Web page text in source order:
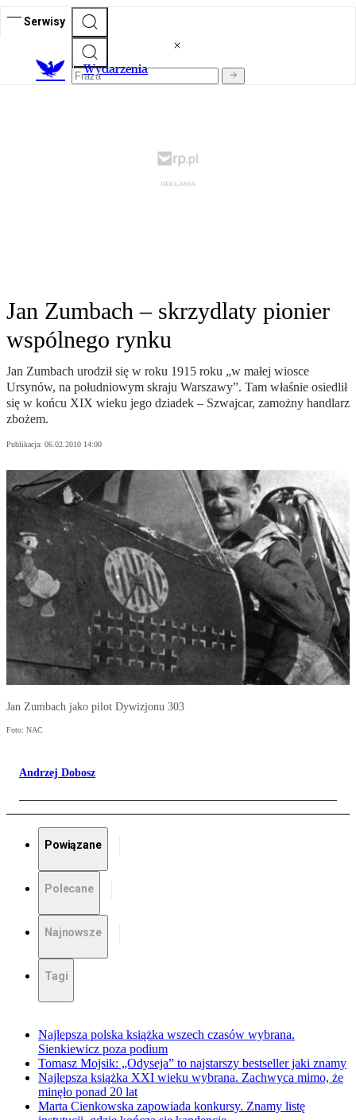
Serwisy
Wydarzenia
Jan Zumbach – skrzydlaty pionier
wspólnego rynku
Jan Zumbach urodził się w roku 1915 roku „w małej wiosce
Ursynów, na południowym skraju Warszawy”. Tam właśnie osiedlił
się w końcu XIX wieku jego dziadek – Szwajcar, zamożny handlarz
zbożem.
Publikacja: 06.02.2010 14:00
Jan Zumbach jako pilot Dywizjonu 303
Foto: NAC
Andrzej Dobosz
Powiązane
Polecane
Najnowsze
Tagi
Najlepsza polska książka wszech czasów wybrana.
Sienkiewicz poza podium
Tomasz Mojsik: „Odyseja” to najstarszy bestseller jaki znamy
Najlepsza książka XXI wieku wybrana. Zachwyca mimo, że
minęło ponad 20 lat
Marta Cienkowska zapowiada konkursy. Znamy listę